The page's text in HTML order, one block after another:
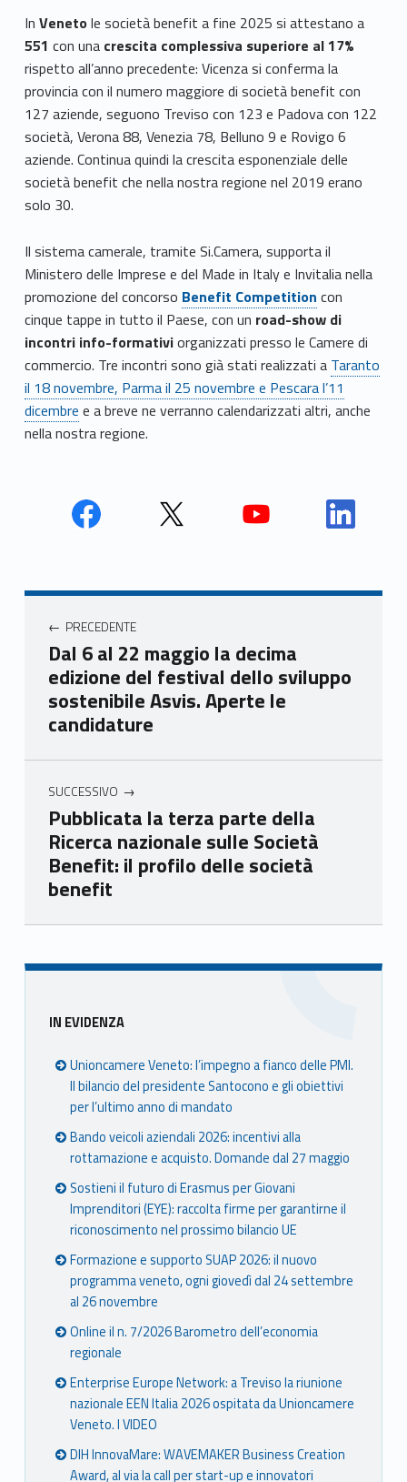
In Venetole società benefit a fine 2025 si attestano a
551 con una crescita complessiva superiore al 17%
rispetto all’anno precedente: Vicenza si conferma la
provincia con il numero maggiore di società benefit con
127 aziende, seguono Treviso con 123 e Padova con 122
società, Verona 88, Venezia 78, Belluno 9 e Rovigo 6
aziende. Continua quindi la crescita esponenziale delle
società benefit che nella nostra regione nel 2019 erano
solo 30.
Il sistema camerale, tramite Si.Camera, supporta il
Ministero delle Imprese e del Made in Italy e Invitalia nella
promozione del concorso Benefit Competition con
cinque tappe in tutto il Paese, con un road-show di
incontri info-formativiorganizzati presso le Camere di
commercio. Tre incontri sono già stati realizzati a Taranto
il 18 novembre, Parma il 25 novembre e Pescara l’11
dicembre e a breve ne verranno calendarizzati altri, anche
nella nostra regione.
Unio
mer
Ven
eto
Unio
e
Ven
eto
Unio
e
Ven
eto
Unio
Ven
Navigazione articoli
PRECEDENTE
Dal 6 al 22 maggio la decima
edizione del festival dello sviluppo
sostenibile Asvis. Aperte le
candidature
SUCCESSIVO
Pubblicata la terza parte della
Ricerca nazionale sulle Società
Benefit: il profilo delle società
benefit
Skip back to main navigation
Sidebar
IN EVIDENZA
Unioncamere Veneto: l’impegno a fianco delle PMI.
Il bilancio del presidente Santocono e gli obiettivi
per l’ultimo anno di mandato
Bando veicoli aziendali 2026: incentivi alla
rottamazione e acquisto. Domande dal 27 maggio
Sostieni il futuro di Erasmus per Giovani
Imprenditori (EYE): raccolta firme per garantirne il
riconoscimento nel prossimo bilancio UE
Formazione e supporto SUAP 2026: il nuovo
programma veneto, ogni giovedì dal 24 settembre
al 26 novembre
Online il n. 7/2026 Barometro dell’economia
regionale
Enterprise Europe Network: a Treviso la riunione
nazionale EEN Italia 2026 ospitata da Unioncamere
Veneto. I VIDEO
DIH InnovaMare: WAVEMAKER Business Creation
Award, al via la call per start-up e innovatori